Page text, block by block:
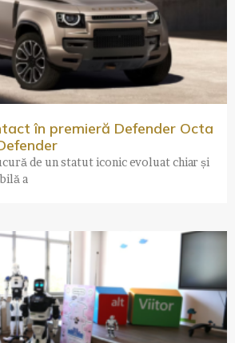
în premieră Defender Octa
de un statut iconic evoluat chiar și
a